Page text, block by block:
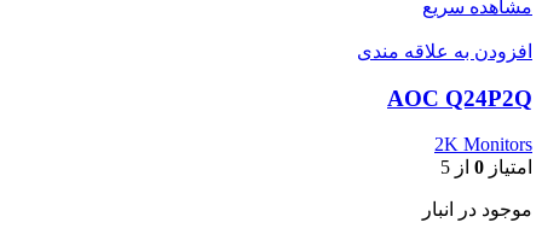
مشاهده سریع
افزودن به علاقه مندی
AOC Q24P2Q
2K Monitors
امتیاز 0 از 5
موجود در انبار